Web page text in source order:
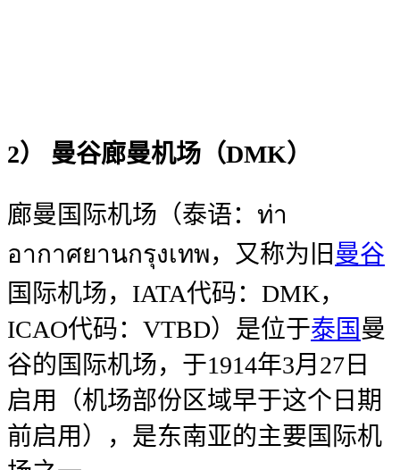
2） 曼谷廊曼机场（DMK）
廊曼国际机场（泰语：ท่า
อากาศยานกรุงเทพ，又称为旧 曼谷
国际机场，IATA代码：DMK，
ICAO代码：VTBD）是位于泰国 曼
谷的国际机场，于1914年3月27日
启用（机场部份区域早于这个日期
前启用），是东南亚的主要国际机